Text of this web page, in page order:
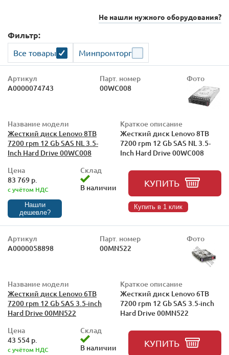
Не нашли нужного оборудования?
Фильтр:
Все товары Минпромторг
Артикул
А0000074743
Парт. номер
00WC008
Фото
Название модели
Жесткий диск Lenovo 8TB
7200 rpm 12 Gb SAS NL 3.5-
Inch Hard Drive 00WC008
Краткое описание
Жесткий диск Lenovo 8TB
7200 rpm 12 Gb SAS NL 3.5-
Inch Hard Drive 00WC008
Цена
83 769 р.
с учётом НДС
Нашли
дешевле?
Склад
В наличии
КУПИТЬ
Купить в 1 клик
Артикул
А0000058898
Парт. номер
00MN522
Фото
Название модели
Жесткий диск Lenovo 6TB
7200 rpm 12 Gb SAS 3.5-inch
Hard Drive 00MN522
Краткое описание
Жесткий диск Lenovo 6TB
7200 rpm 12 Gb SAS 3.5-inch
Hard Drive 00MN522
Цена
43 554 р.
с учётом НДС
Склад
В наличии
КУПИТЬ